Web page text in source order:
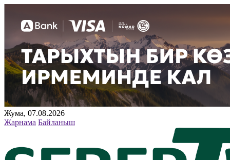
Жума, 07.08.2026
Жарнама Байланыш